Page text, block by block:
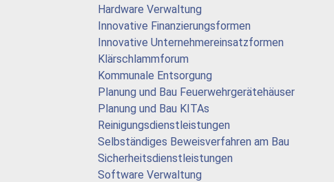
Hardware Verwaltung
Innovative Finanzierungsformen
Innovative Unternehmereinsatzformen
Klärschlammforum
Kommunale Entsorgung
Planung und Bau Feuerwehrgerätehäuser
Planung und Bau KITAs
Reinigungsdienstleistungen
Selbständiges Beweisverfahren am Bau
Sicherheitsdienstleistungen
Software Verwaltung